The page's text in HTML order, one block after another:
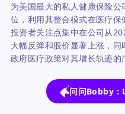
为美国最大的私人健康保险
位，利用其整合模式在医疗
投资者关注点集中在公司从
大幅反弹和股价显著上涨，
政府医疗政策对其增长轨迹的
问问Bobby：